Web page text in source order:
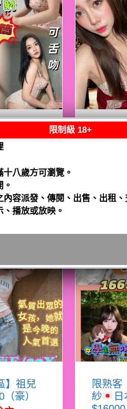
.無套
文
】祖兒
豪）
限熟客
紗
日
限制級 18+
八歲方可瀏覽。
容派發、傳閱、出售、出租
播放或放映。